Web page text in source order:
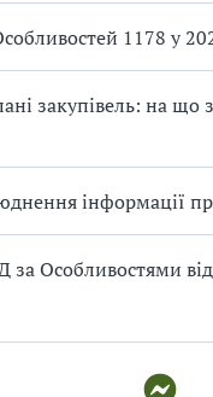
1178 у
закупівель: на що
інформації
за Особливостями